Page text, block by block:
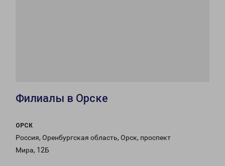
Филиалы в Орске
ОРСК
Россия, Оренбургская область, Орск, проспект
Мира, 12Б